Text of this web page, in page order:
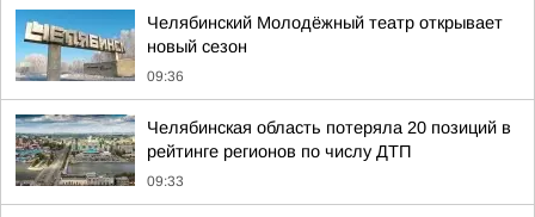
Челябинский Молодёжный театр открывает
новый сезон
09:36
Челябинская область потеряла 20 позиций в
рейтинге регионов по числу ДТП
09:33